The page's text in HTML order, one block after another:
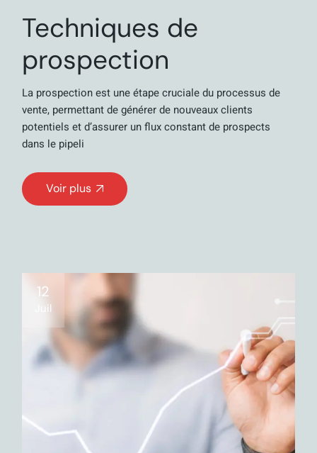
Techniques de
prospection
La prospection est une étape cruciale du processus de
vente, permettant de générer de nouveaux clients
potentiels et d’assurer un flux constant de prospects
dans le pipeli
Voir plus
12
Juil